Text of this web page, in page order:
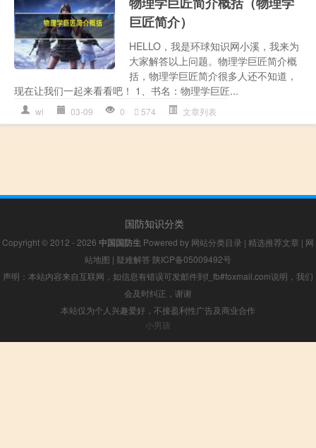
巨匠简介）
HELLO，我是环球知识网小溪，我来为
大家解答以上问题。物理学巨匠简介概
括，物理学巨匠简介很多人还不知道，
现在让我们一起来看看吧！ 1、书名：物理学巨匠...
wl 03-09 0 574 文章列表
国防知识分类
Copyright © 2012 - 2026 中国国防生 Powered by 网站分类目录 | 精选推荐文章 | 网
站地图 | 疑难解答 陕ICP备05009492号
声明：本站内容来自互联网，如信息有错误可发邮件到f_fb#foxmail.com说明，我们
会及时纠正，谢谢
本站仅为个人兴趣爱好，不接盈利性广告及商业合作
小男孩